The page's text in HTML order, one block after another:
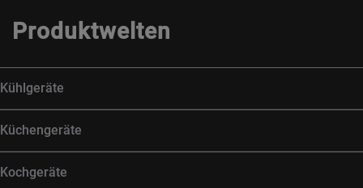
Produktwelten
Kühlgeräte
Küchengeräte
Kochgeräte